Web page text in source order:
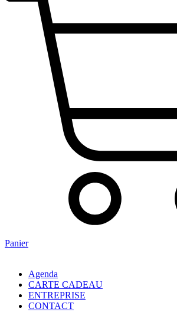
Panier
Agenda
CARTE CADEAU
ENTREPRISE
CONTACT